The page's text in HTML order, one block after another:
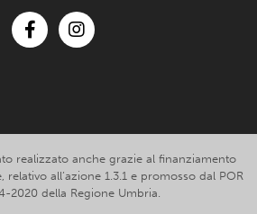
realizzato anche grazie al finanziamento
all’azione 1.3.1 e promosso dal POR
2020 della Regione Umbria.